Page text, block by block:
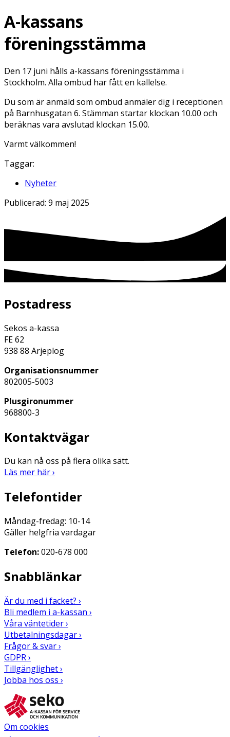
A-kassans
föreningsstämma
Den 17 juni hålls a-kassans föreningsstämma i
Stockholm. Alla ombud har fått en kallelse.
Du som är anmäld som ombud anmäler dig i receptionen
på Barnhusgatan 6. Stämman startar klockan 10.00 och
beräknas vara avslutad klockan 15.00.
Varmt välkommen!
Taggar:
Nyheter
Publicerad: 9 maj 2025
Postadress
Sekos a-kassa
FE 62
938 88 Arjeplog
Organisationsnummer
802005-5003
Plusgironummer
968800-3
Kontaktvägar
Du kan nå oss på flera olika sätt.
Läs mer här ›
Telefontider
Måndag-fredag: 10-14
Gäller helgfria vardagar
Telefon:020-678 000
Snabblänkar
Är du med i facket? ›
Bli medlem i a-kassan ›
Våra väntetider ›
Utbetalningsdagar ›
Frågor & svar ›
GDPR ›
Tillgänglighet ›
Jobba hos oss ›
Om cookies